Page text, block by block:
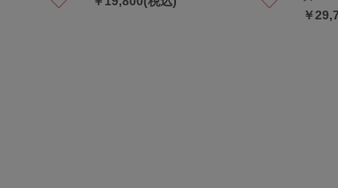
￥